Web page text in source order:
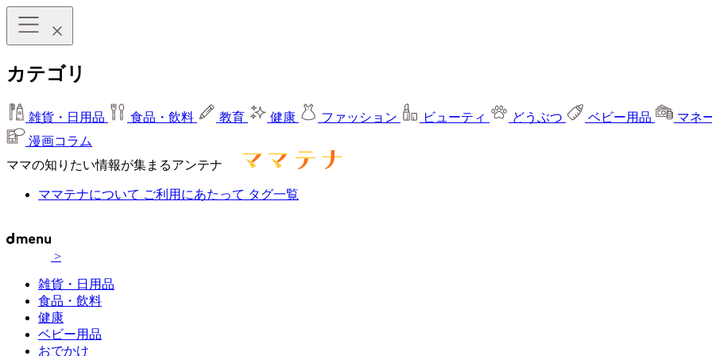
カテゴリ
雑貨・日用品 食品・飲料 教育 健康 ファッション ビューティ どうぶつ ベビー用品 マネ
漫画コラム
ママの知りたい情報が集まるアンテナ
ママテナについて ご利用にあたって タグ一覧
>
雑貨・日用品
食品・飲料
健康
ベビー用品
おでかけ